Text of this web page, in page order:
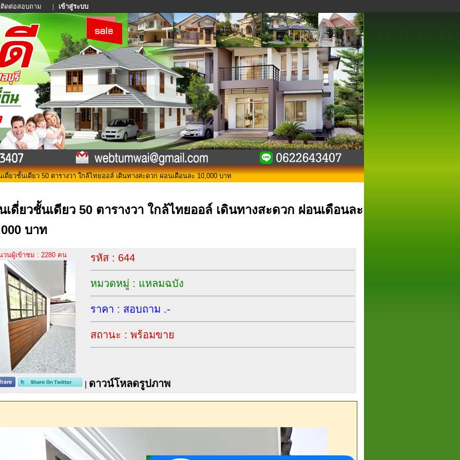
ติดต่อสอบถาม | เข้าสู่ระบบ
ดี่ยวชั้นเดียว 50 ตารางวา ใกล้ไทยออล์ เดินทางสะดวก ผ่อนเดือนละ 10,000 บาท
เดี่ยวชั้นเดียว 50 ตารางวา ใกล้ไทยออล์ เดินทางสะดวก ผ่อนเดือนละ
บาท
วนผู้เข้าชม : 2280 คน รหัส : 644
หมวดหมู่ : แหลมฉบัง
ราคา : สอบถาม .-
สถานะ : พร้อมขาย
ดาวน์โหลดรูปภาพ